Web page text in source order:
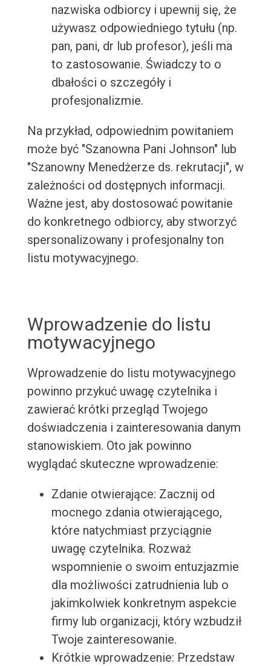
nazwiska odbiorcy i upewnij się, że
używasz odpowiedniego tytułu (np.
pan, pani, dr lub profesor), jeśli ma
to zastosowanie. Świadczy to o
dbałości o szczegóły i
profesjonalizmie.
Na przykład, odpowiednim powitaniem
może być "Szanowna Pani Johnson" lub
"Szanowny Menedżerze ds. rekrutacji", w
zależności od dostępnych informacji.
Ważne jest, aby dostosować powitanie
do konkretnego odbiorcy, aby stworzyć
spersonalizowany i profesjonalny ton
listu motywacyjnego.
Wprowadzenie do listu
motywacyjnego
Wprowadzenie do listu motywacyjnego
powinno przykuć uwagę czytelnika i
zawierać krótki przegląd Twojego
doświadczenia i zainteresowania danym
stanowiskiem. Oto jak powinno
wyglądać skuteczne wprowadzenie:
Zdanie otwierające: Zacznij od
mocnego zdania otwierającego,
które natychmiast przyciągnie
uwagę czytelnika. Rozważ
wspomnienie o swoim entuzjazmie
dla możliwości zatrudnienia lub o
jakimkolwiek konkretnym aspekcie
firmy lub organizacji, który wzbudził
Twoje zainteresowanie.
Krótkie wprowadzenie: Przedstaw